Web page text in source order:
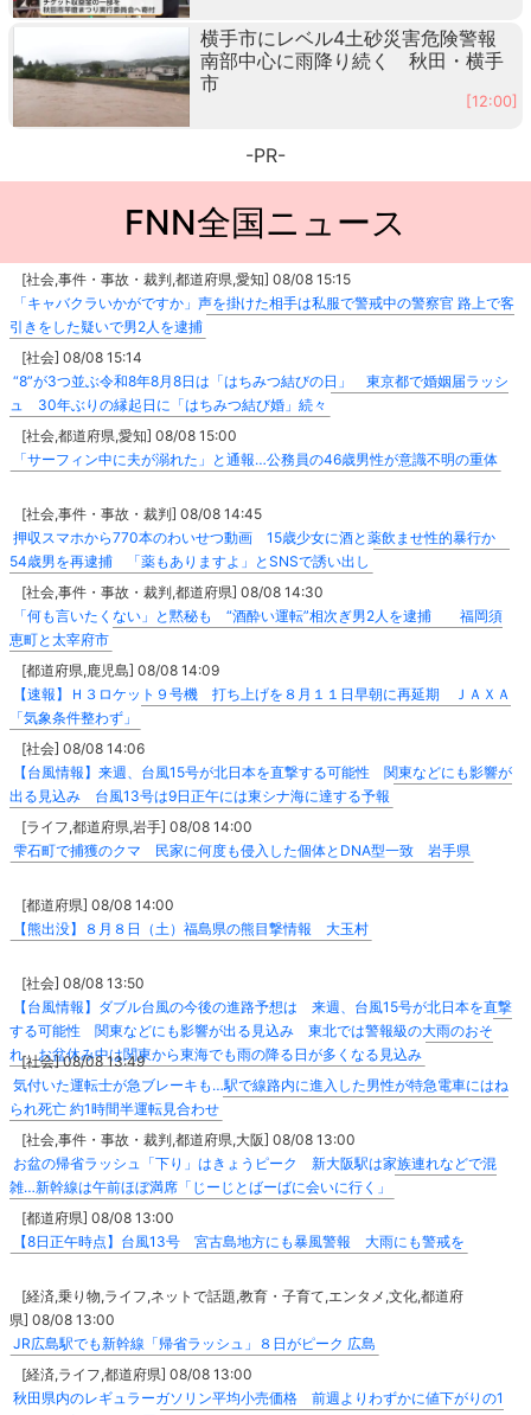
横手市にレベル4土砂災害危険警報
南部中心に雨降り続く 秋田・横手
市
[12:00]
-PR-
FNN全国ニュース
[社会,事件・事故・裁判,都道府県,愛知] 08/08 15:15
「キャバクラいかがですか」声を掛けた相手は私服で警戒中の警察官 路上で客
引きをした疑いで男2人を逮捕
[社会] 08/08 15:14
“8”が3つ並ぶ令和8年8月8日は「はちみつ結びの日」 東京都で婚姻届ラッシ
ュ 30年ぶりの縁起日に「はちみつ結び婚」続々
[社会,都道府県,愛知] 08/08 15:00
「サーフィン中に夫が溺れた」と通報…公務員の46歳男性が意識不明の重体
[社会,事件・事故・裁判] 08/08 14:45
押収スマホから770本のわいせつ動画 15歳少女に酒と薬飲ませ性的暴行か
54歳男を再逮捕 「薬もありますよ」とSNSで誘い出し
[社会,事件・事故・裁判,都道府県] 08/08 14:30
「何も言いたくない」と黙秘も “酒酔い運転”相次ぎ男2人を逮捕 福岡須
恵町と太宰府市
[都道府県,鹿児島] 08/08 14:09
【速報】Ｈ３ロケット９号機 打ち上げを８月１１日早朝に再延期 ＪＡＸＡ
「気象条件整わず」
[社会] 08/08 14:06
【台風情報】来週、台風15号が北日本を直撃する可能性 関東などにも影響が
出る見込み 台風13号は9日正午には東シナ海に達する予報
[ライフ,都道府県,岩手] 08/08 14:00
雫石町で捕獲のクマ 民家に何度も侵入した個体とDNA型一致 岩手県
[都道府県] 08/08 14:00
【熊出没】８月８日（土）福島県の熊目撃情報 大玉村
[社会] 08/08 13:50
【台風情報】ダブル台風の今後の進路予想は 来週、台風15号が北日本を直撃
する可能性 関東などにも影響が出る見込み 東北では警報級の大雨のおそ
れ お盆休み中は関東から東海でも雨の降る日が多くなる見込み
[社会] 08/08 13:49
気付いた運転士が急ブレーキも…駅で線路内に進入した男性が特急電車にはね
られ死亡 約1時間半運転見合わせ
[社会,事件・事故・裁判,都道府県,大阪] 08/08 13:00
お盆の帰省ラッシュ「下り」はきょうピーク 新大阪駅は家族連れなどで混
雑…新幹線は午前ほぼ満席「じーじとばーばに会いに行く」
[都道府県] 08/08 13:00
【8日正午時点】台風13号 宮古島地方にも暴風警報 大雨にも警戒を
[経済,乗り物,ライフ,ネットで話題,教育・子育て,エンタメ,文化,都道府
県] 08/08 13:00
JR広島駅でも新幹線「帰省ラッシュ」８日がピーク 広島
[経済,ライフ,都道府県] 08/08 13:00
秋田県内のレギュラーガソリン平均小売価格 前週よりわずかに値下がりの1